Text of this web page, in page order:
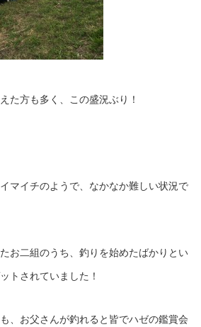
た方も多く、この盛況ぶり！
マイチのようで、なかなか難しい状況で
お二組のうち、釣りを始めたばかりとい
トされていました！
、お父さんが釣れると皆でハゼの鑑賞会